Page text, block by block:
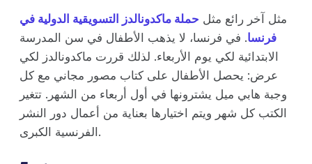
مثل آخر رائع مثل حملة ماكدونالدز التسويقية الدولية في
فرنسا. في فرنسا، لا يذهب الأطفال في سن المدرسة
الابتدائية لكي يوم الأربعاء. لذلك قررت ماكدونالدز لكي
عرض: يحصل الأطفال على كتاب مصور مجاني مع كل
وجبة هابي ميل يشترونها في أول أربعاء من الشهر. تتغير
الكتب كل شهر ويتم اختيارها بعناية من أعمال دور النشر
الفرنسية الكبرى.